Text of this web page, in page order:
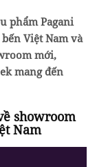
phẩm Pagani
Việt Nam và
mới,
mang đến
showroom
Nam